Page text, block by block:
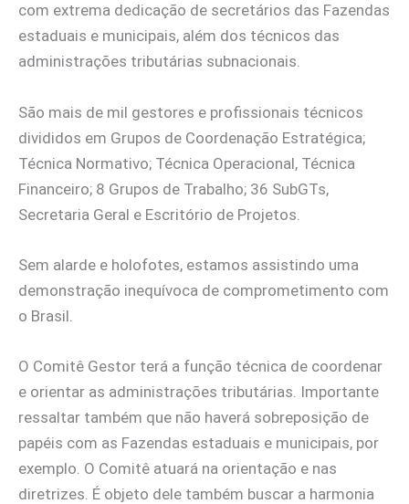
com extrema dedicação de secretários das Fazendas
estaduais e municipais, além dos técnicos das
administrações tributárias subnacionais.
São mais de mil gestores e profissionais técnicos
divididos em Grupos de Coordenação Estratégica;
Técnica Normativo; Técnica Operacional, Técnica
Financeiro; 8 Grupos de Trabalho; 36 SubGTs,
Secretaria Geral e Escritório de Projetos.
Sem alarde e holofotes, estamos assistindo uma
demonstração inequívoca de comprometimento com
o Brasil.
O Comitê Gestor terá a função técnica de coordenar
e orientar as administrações tributárias. Importante
ressaltar também que não haverá sobreposição de
papéis com as Fazendas estaduais e municipais, por
exemplo. O Comitê atuará na orientação e nas
diretrizes. É objeto dele também buscar a harmonia